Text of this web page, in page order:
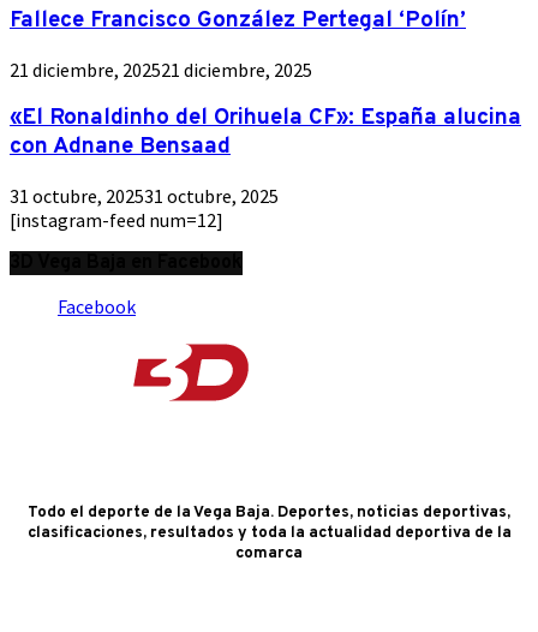
Fallece Francisco González Pertegal ‘Polín’
21 diciembre, 202521 diciembre, 2025
«El Ronaldinho del Orihuela CF»: España alucina
con Adnane Bensaad
31 octubre, 202531 octubre, 2025
[instagram-feed num=12]
Facebook
Todo el deporte de la Vega Baja. Deportes, noticias deportivas,
clasificaciones, resultados y toda la actualidad deportiva de la
comarca